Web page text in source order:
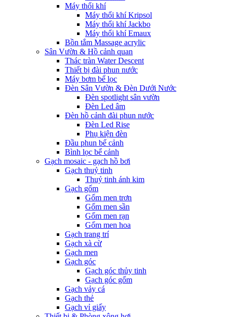
Máy thổi khí
Máy thổi khí Kripsol
Máy thổi khí Jackbo
Máy thổi khí Emaux
Bồn tắm Massage acrylic
Sân Vườn & Hồ cảnh quan
Thác tràn Water Descent
Thiết bị đài phun nước
Máy bơm bể lọc
Đèn Sân Vườn & Đèn Dưới Nước
Đèn spotlight sân vườn
Đèn Led âm
Đèn hồ cảnh đài phun nước
Đèn Led Rise
Phụ kiện đèn
Đầu phun bể cảnh
Bình lọc bể cảnh
Gạch mosaic - gạch hồ bơi
Gạch thuỷ tinh
Thuỷ tinh ánh kim
Gạch gốm
Gốm men trơn
Gốm men sần
Gốm men rạn
Gốm men hoa
Gạch trang trí
Gạch xà cừ
Gạch men
Gạch góc
Gạch góc thủy tinh
Gạch góc gốm
Gạch vảy cá
Gạch thẻ
Gạch vỉ giấy